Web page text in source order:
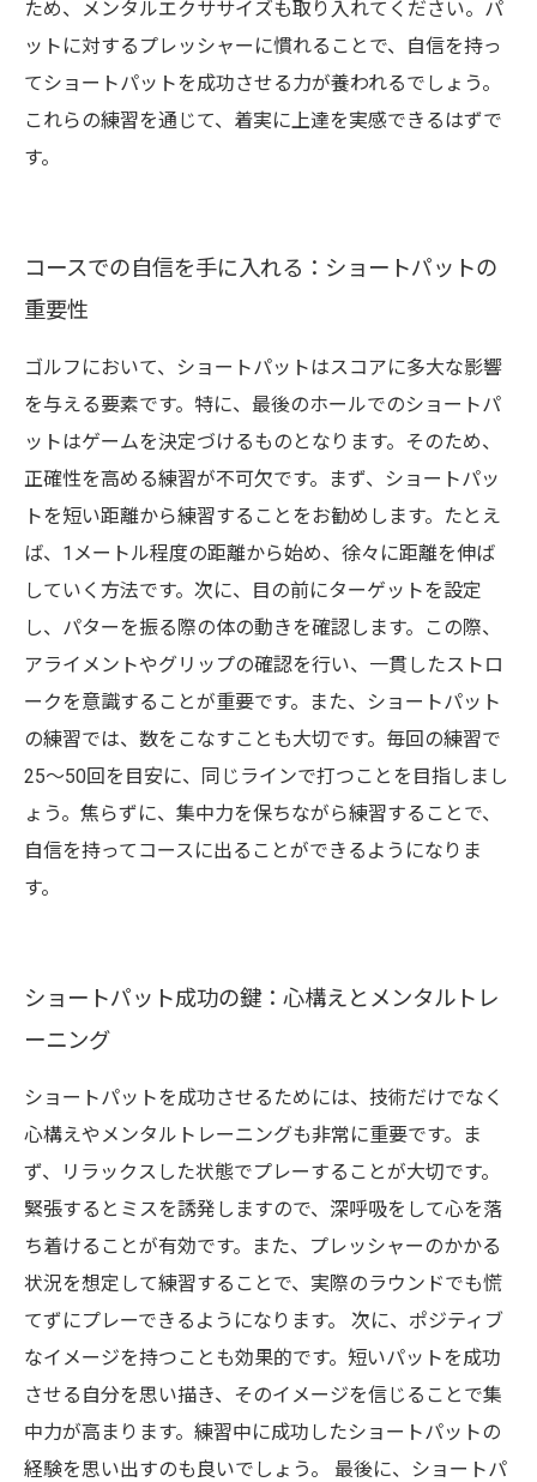
ため、メンタルエクササイズも取り入れてください。パ
ットに対するプレッシャーに慣れることで、自信を持っ
てショートパットを成功させる力が養われるでしょう。
これらの練習を通じて、着実に上達を実感できるはずで
す。
コースでの自信を手に入れる：ショートパットの
重要性
ゴルフにおいて、ショートパットはスコアに多大な影響
を与える要素です。特に、最後のホールでのショートパ
ットはゲームを決定づけるものとなります。そのため、
正確性を高める練習が不可欠です。まず、ショートパッ
トを短い距離から練習することをお勧めします。たとえ
ば、1メートル程度の距離から始め、徐々に距離を伸ば
していく方法です。次に、目の前にターゲットを設定
し、パターを振る際の体の動きを確認します。この際、
アライメントやグリップの確認を行い、一貫したストロ
ークを意識することが重要です。また、ショートパット
の練習では、数をこなすことも大切です。毎回の練習で
25～50回を目安に、同じラインで打つことを目指しまし
ょう。焦らずに、集中力を保ちながら練習することで、
自信を持ってコースに出ることができるようになりま
す。
ショートパット成功の鍵：心構えとメンタルトレ
ーニング
ショートパットを成功させるためには、技術だけでなく
心構えやメンタルトレーニングも非常に重要です。ま
ず、リラックスした状態でプレーすることが大切です。
緊張するとミスを誘発しますので、深呼吸をして心を落
ち着けることが有効です。また、プレッシャーのかかる
状況を想定して練習することで、実際のラウンドでも慌
てずにプレーできるようになります。 次に、ポジティブ
なイメージを持つことも効果的です。短いパットを成功
させる自分を思い描き、そのイメージを信じることで集
中力が高まります。練習中に成功したショートパットの
経験を思い出すのも良いでしょう。 最後に、ショートパ